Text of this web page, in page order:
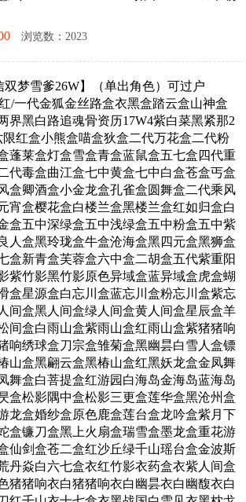
浏览数：2023
双梦雪爹26W】（单出角色）可过户
/一代金狐金丝路盒衣黑盒踏云盒山神盒
界黑白路追魂骨资历17W4紫白菜黑紧那2
限红盒小熊盒喵盒狄盒二代万花盒二代粉
蓬莱盒灯盒雪盒青盒蓝鼠盒五七盒四代重
代毒盒曲江盒七中黄盒七中白盒苍盒丐盒
盒卿酒盒小金龙盒孔雀盒圆舞盒二代乘风
宵盒樱花盒白楼兰盒黑楼兰盒红如归盒白
盒五中深绿盒五中浅绿盒五中粉盒五中紫
人盒黑玲珑盒牛盒沧海盒黑四元盒黑狮盒
盒新青盒芙蓉盒六中盒二胡盒五代紫重阳
紫竹影黑竹影原色异域盒蓝异域盒虎盒蝴
盒星源盒白忘川盒蓝忘川盒粉忘川盒紫忘
间盒黑人间盒绿人间盒黄人间盒星辰盒羊
间盒白雨山盒紫雨山盒红雨山盒紫猪猪响
响绣球盒刀宗盒雏菊盒黑幽昙白雪人盒镖
山盒黑翩云盒黑椿山盒红黑妖龙盒金凤舞
舞盒白菩提盒红游园白海岛金海岛蓝海岛
盒松影隅中盒松影三更盒莲华盒黑沧州盒
龙盒婚纱盒原色鹿盒莲台盒龙吟盒紫月下
盒镰刀盒黑上火扇盒瑞雪盒墨龙盒重花游
仙剑盒苍二盒红沙丘绿千山瑶台盒金波斯
丹焱白六七盒衣红竹影衣药盒衣紫人间盒
猪猪响衣白猪猪响衣白幽昙衣白幽馥衣白